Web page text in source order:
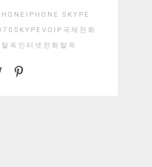
IPHONE SKYPE
SKYPE VOIP 국제전화
옥 인터넷전화 탈옥